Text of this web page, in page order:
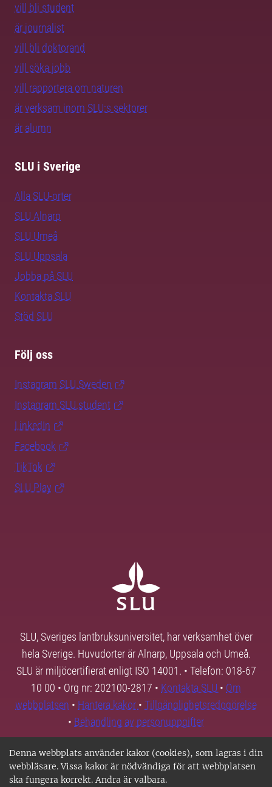
Denna webbplats använder kakor (cookies), som lagras i din
webbläsare. Vissa kakor är nödvändiga för att webbplatsen
ska fungera korrekt. Andra är valbara.
vill bli student
är journalist
vill bli doktorand
vill söka jobb
vill rapportera om naturen
är verksam inom SLU:s sektorer
är alumn
SLU i Sverige
Alla SLU-orter
SLU Alnarp
SLU Umeå
SLU Uppsala
Jobba på SLU
Kontakta SLU
Stöd SLU
Följ oss
Instagram SLU.Sweden
Instagram SLU.student
LinkedIn
Facebook
TikTok
SLU Play
SLU, Sveriges lantbruksuniversitet, har verksamhet över
hela Sverige. Huvudorter är Alnarp, Uppsala och Umeå.
SLU är miljöcertifierat enligt ISO 14001. • Telefon: 018-67
10 00 • Org nr: 202100-2817 • Kontakta SLU • Om
webbplatsen • Hantera kakor • Tillgänglighetsredogörelse
• Behandling av personuppgifter